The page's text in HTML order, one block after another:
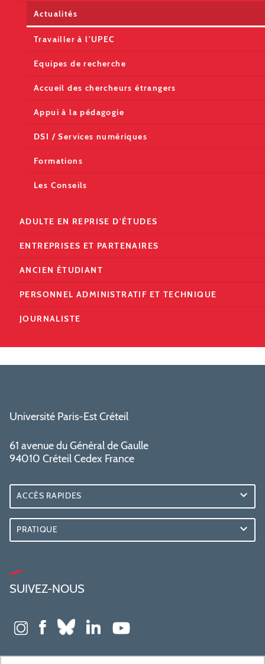
Actualités
Travailler à l'UPEC
Equipes de recherche
Accueil des chercheurs étrangers
Appui à la pédagogie
DSI / Services numériques
Formations
Les Conseils
ADULTE EN REPRISE D'ÉTUDES
ENTREPRISES ET PARTENAIRES
ANCIEN ÉTUDIANT
PERSONNEL ADMINISTRATIF ET TECHNIQUE
JOURNALISTE
Université Paris-Est Créteil
61 avenue du Général de Gaulle
94010 Créteil Cedex France
ACCÈS RAPIDES
PRATIQUE
SUIVEZ-NOUS